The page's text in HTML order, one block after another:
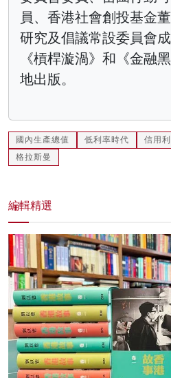
員、香港社會創投基金
研究及倡議常設委員會
《槓桿漩渦》和《金融
地出版。
國內生產總值 低利率時代 信用
格拉斯曼
編輯精選